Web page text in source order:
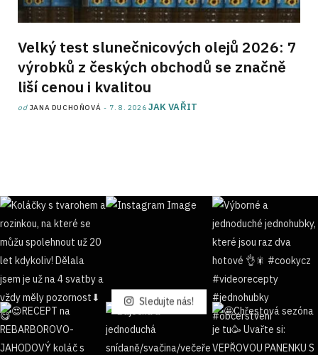
Velký test slunečnicových olejů 2026: 7
výrobků z českých obchodů se značně
liší cenou i kvalitou
od JANA DUCHOŇOVÁ 7. 8. 2026 JAK VAŘIT
Sledujte nás!